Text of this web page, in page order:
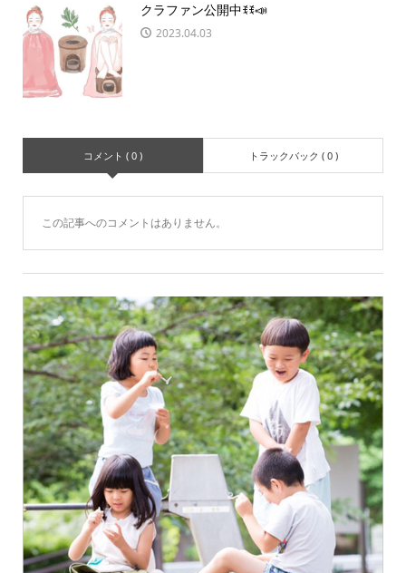
クラファン公開中ꉂꉂ📣
2023.04.03
コメント ( 0 ) トラックバック ( 0 )
この記事へのコメントはありません。